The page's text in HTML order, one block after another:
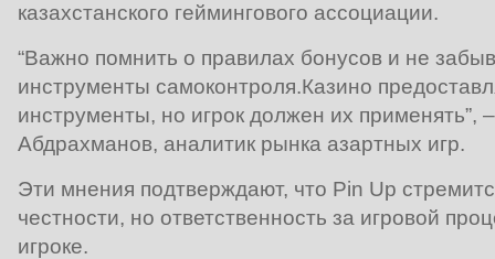
казахстанского геймингового ассоциации.
“Важно помнить о правилах бонусов и не
инструменты самоконтроля.Казино
инструменты, но игрок должен их применять”,
Абдрахманов, аналитик рынка азартных игр.
Эти мнения подтверждают, что Pin Up
честности, но ответственность за игровой
игроке.